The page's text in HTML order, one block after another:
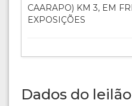
CAARAPO) KM 3, EM
EXPOSIÇÕES
Dados do leilão